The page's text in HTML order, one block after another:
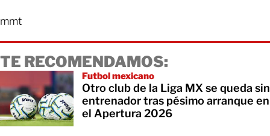
mmt
TE RECOMENDAMOS:
Futbol mexicano
Otro club de la Liga MX se queda sin
entrenador tras pésimo arranque en
el Apertura 2026